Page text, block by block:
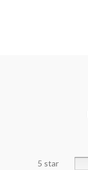
5 star